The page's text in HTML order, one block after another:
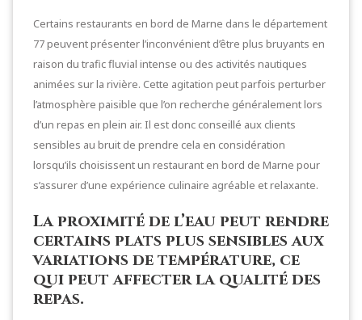
Certains restaurants en bord de Marne dans le département
77 peuvent présenter l’inconvénient d’être plus bruyants en
raison du trafic fluvial intense ou des activités nautiques
animées sur la rivière. Cette agitation peut parfois perturber
l’atmosphère paisible que l’on recherche généralement lors
d’un repas en plein air. Il est donc conseillé aux clients
sensibles au bruit de prendre cela en considération
lorsqu’ils choisissent un restaurant en bord de Marne pour
s’assurer d’une expérience culinaire agréable et relaxante.
La proximité de l’eau peut rendre
certains plats plus sensibles aux
variations de température, ce
qui peut affecter la qualité des
repas.